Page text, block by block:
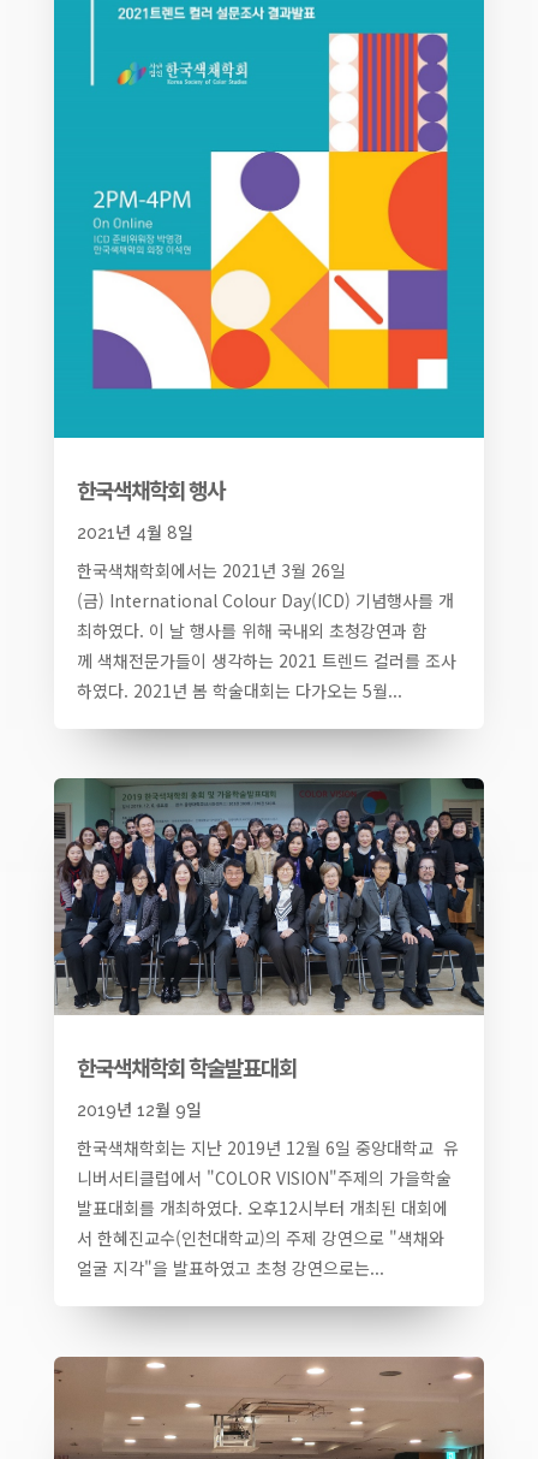
한국색채학회 행사
2021년 4월 8일
한국색채학회에서는 2021년 3월 26일
(금) International Colour Day(ICD) 기념행사를 개
최하였다. 이 날 행사를 위해 국내외 초청강연과 함
께 색채전문가들이 생각하는 2021 트렌드 컬러를 조사
하였다. 2021년 봄 학술대회는 다가오는 5월...
한국색채학회 학술발표대회
2019년 12월 9일
한국색채학회는 지난 2019년 12월 6일 중앙대학교 유
니버서티클럽에서 "COLOR VISION"주제의 가을학술
발표대회를 개최하였다. 오후12시부터 개최된 대회에
서 한혜진교수(인천대학교)의 주제 강연으로 "색채와
얼굴 지각"을 발표하였고 초청 강연으로는...